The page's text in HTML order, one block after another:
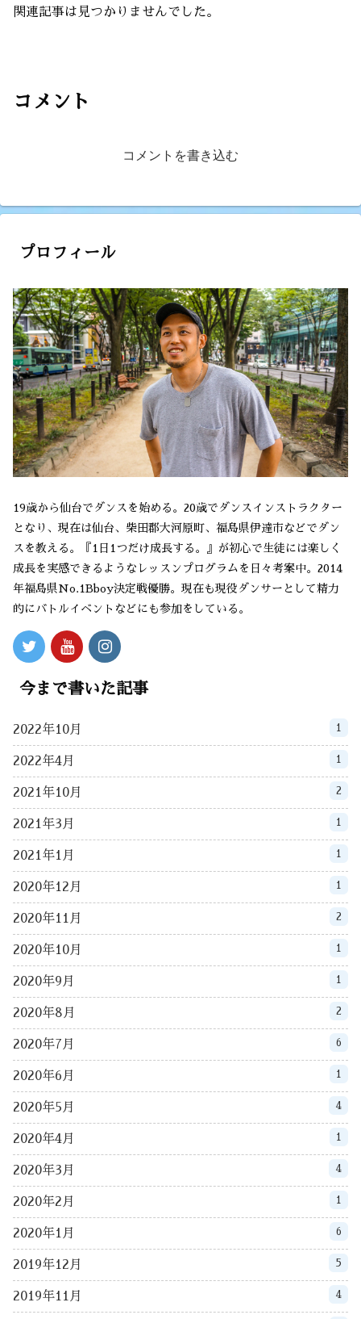
関連記事は見つかりませんでした。
コメント
コメントを書き込む
プロフィール
19歳から仙台でダンスを始める。20歳でダンスインストラクター
となり、現在は仙台、柴田郡大河原町、福島県伊達市などでダン
スを教える。『1日1つだけ成長する。』が初心で生徒には楽しく
成長を実感できるようなレッスンプログラムを日々考案中。2014
年福島県No.1Bboy決定戦優勝。現在も現役ダンサーとして精力
的にバトルイベントなどにも参加をしている。
今まで書いた記事
2022年10月 1
2022年4月 1
2021年10月 2
2021年3月 1
2021年1月 1
2020年12月 1
2020年11月 2
2020年10月 1
2020年9月 1
2020年8月 2
2020年7月 6
2020年6月 1
2020年5月 4
2020年4月 1
2020年3月 4
2020年2月 1
2020年1月 6
2019年12月 5
2019年11月 4